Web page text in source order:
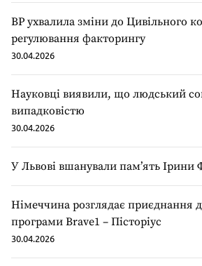
ВР ухвалила зміни до Цивільного
регулювання факторингу
30.04.2026
Науковці виявили, що людський
випадковістю
30.04.2026
У Львові вшанували пам’ять Ірини
Німеччина розглядає приєднання
програми Brave1 – Пісторіус
30.04.2026